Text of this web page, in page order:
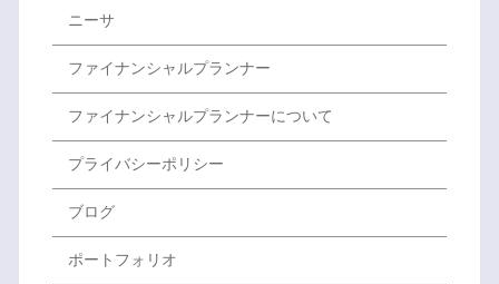
ニーサ
ファイナンシャルプランナー
ファイナンシャルプランナーについて
プライバシーポリシー
ブログ
ポートフォリオ